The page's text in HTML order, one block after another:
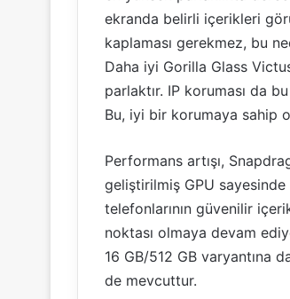
ekranda belirli içerikleri
kaplaması gerekmez, bu
Daha iyi Gorilla Glass
parlaktır. IP koruması da
Bu, iyi bir korumaya sahip
Performans artışı,
geliştirilmiş GPU
telefonlarının güvenilir
noktası olmaya devam
16 GB/512 GB varyantına
de mevcuttur.